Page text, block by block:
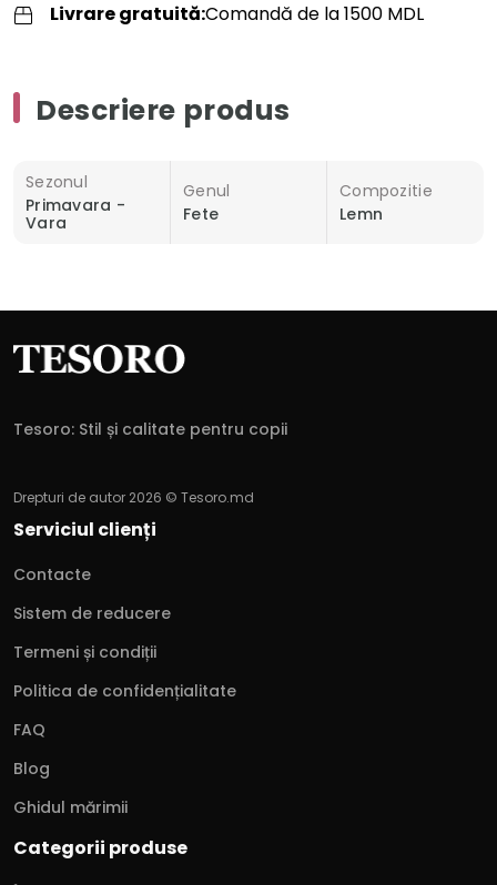
Livrare gratuită:Comandă de la 1500 MDL
Descriere produs
Sezonul
Primavara -
Vara
Genul
Fete
Compozitie
Lemn
Tesoro: Stil și calitate pentru copii
Drepturi de autor 2026 © Tesoro.md
Serviciul clienți
Contacte
Sistem de reducere
Termeni și condiții
Politica de confidențialitate
FAQ
Blog
Ghidul mărimii
Categorii produse